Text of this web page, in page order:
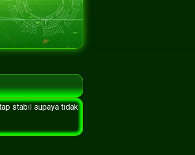
stabil supaya tidak